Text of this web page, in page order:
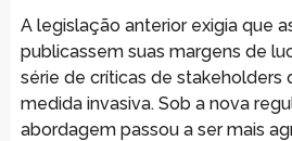
A legislação anterior exigia que
publicassem suas margens de
série de críticas de stakeholders
medida invasiva. Sob a nova
abordagem passou a ser mais